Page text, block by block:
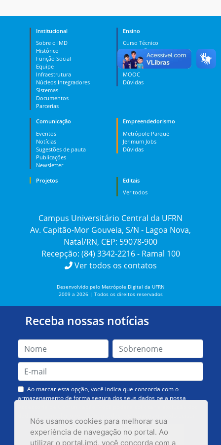
Nós usamos cookies para melhorar sua
experiência de navegação no portal. Ao
utilizar o portal.imd, você concorda com a
Institucional
Sobre o IMD
Histórico
Função Social
Equipe
Infraestrutura
Núcleos Integradores
Sistemas
Documentos
Parcerias
Ensino
Curso Técnico
Graduação
Pós-graduação
PES
MOOC
Dúvidas
Comunicação
Eventos
Notícias
Sugestões de pauta
Publicações
Newsletter
Empreendedorismo
Metrópole Parque
Jerimum Jobs
Dúvidas
Projetos
Editais
Ver todos
Campus Universitário Central da UFRN
Av. Capitão-Mor Gouveia, S/N - Lagoa Nova,
Natal/RN, CEP: 59078-900
Recepção: (84) 3342-2216 - Ramal 100
Ver todos os contatos
Desenvolvido pelo Metrópole Digital da UFRN
2009 a 2026 | Todos os direitos reservados
Receba nossas notícias
Ao marcar esta opção, você indica que concorda com o
armazenamento de forma segura dos seus dados pela nossa